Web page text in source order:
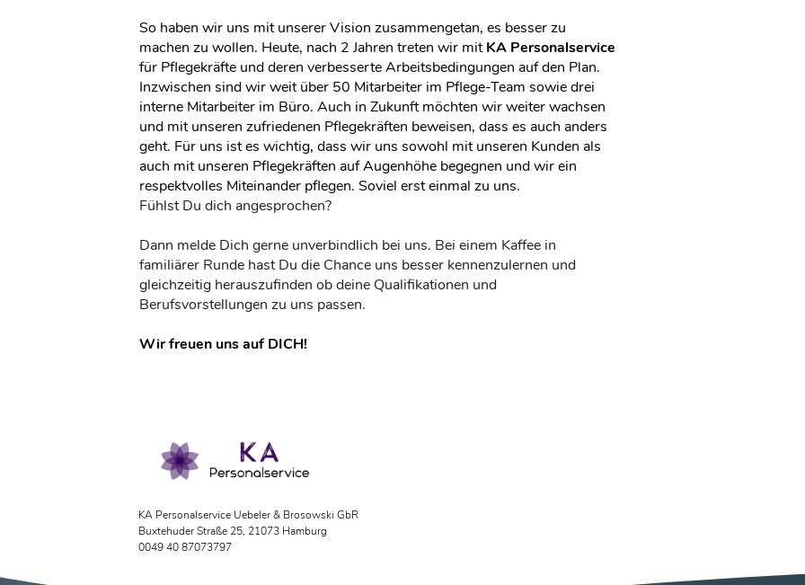
So haben wir uns mit unserer Vision zusammengetan, es besser zu
machen zu wollen. Heute, nach 2 Jahren treten wir mitKA Personalservice
für Pflegekräfte und deren verbesserte Arbeitsbedingungen auf den Plan.
Inzwischen sind wir weit über 50 Mitarbeiter im Pflege-Team sowie drei
interne Mitarbeiter im Büro. Auch in Zukunft möchten wir weiter wachsen
und mit unseren zufriedenen Pflegekräften beweisen, dass es auch anders
geht. Für uns ist es wichtig, dass wir uns sowohl mit unseren Kunden als
auch mit unseren Pflegekräften auf Augenhöhe begegnen und wir ein
respektvolles Miteinander pflegen. Soviel erst einmal zu uns.
Fühlst Du dich angesprochen?
Dann melde Dich gerne unverbindlich bei uns. Bei einem Kaffee in
familiärer Runde hast Du die Chance uns besser kennenzulernen und
gleichzeitig herauszufinden ob deine Qualifikationen und
Berufsvorstellungen zu uns passen.
Wir freuen uns auf DICH!
KA Personalservice Uebeler & Brosowski GbR
Buxtehuder Straße 25, 21073 Hamburg
0049 40 87073797